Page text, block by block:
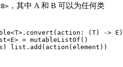
，其中 A 和 B 可以为任何类
(T) ->
= mutableListOf()
list.add(action(element))